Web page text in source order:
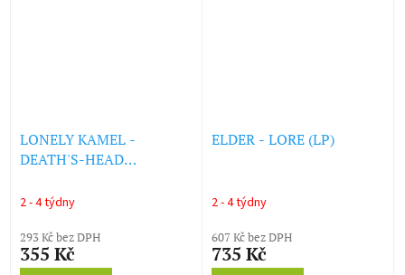
LONELY KAMEL -
DEATH'S-HEAD
2 - 4 týdny
293 Kč bez DPH
355 Kč
ELDER - LORE (LP)
2 - 4 týdny
607 Kč bez DPH
735 Kč